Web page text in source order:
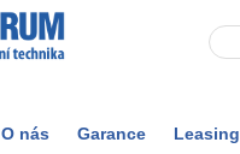
O nás Garance Leasing